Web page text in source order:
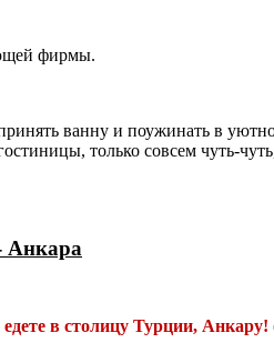
фирмы.
ванну и поужинать в
только совсем чуть-
Анкара
в столицу Турции, Анкару!